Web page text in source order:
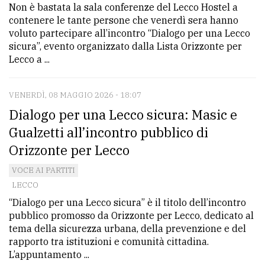
LE
ALTRE
TESTATE
PRIVACY
Privacy
policy
Cookie
policy
Non è bastata la sala conferenze del Lecco Hostel a
contenere le tante persone che venerdì sera hanno
voluto partecipare all’incontro “Dialogo per una Lecco
sicura”, evento organizzato dalla Lista Orizzonte per
Lecco a ...
VENERDÌ, 08 MAGGIO 2026 - 18:07
Dialogo per una Lecco sicura: Masic e
Gualzetti all’incontro pubblico di
Orizzonte per Lecco
VOCE AI PARTITI
LECCO
“Dialogo per una Lecco sicura” è il titolo dell’incontro
pubblico promosso da Orizzonte per Lecco, dedicato al
tema della sicurezza urbana, della prevenzione e del
rapporto tra istituzioni e comunità cittadina.
L’appuntamento ...